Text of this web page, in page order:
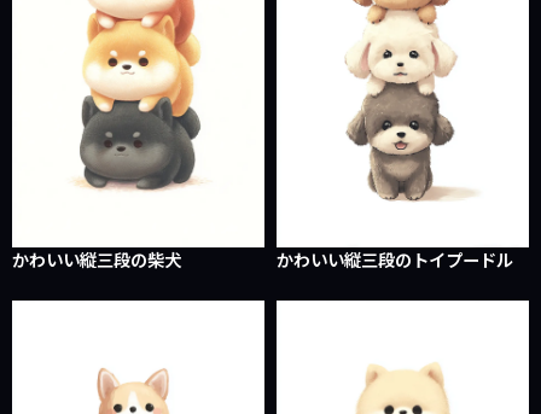
かわいい縦三段の柴犬 かわいい縦三段のトイプードル